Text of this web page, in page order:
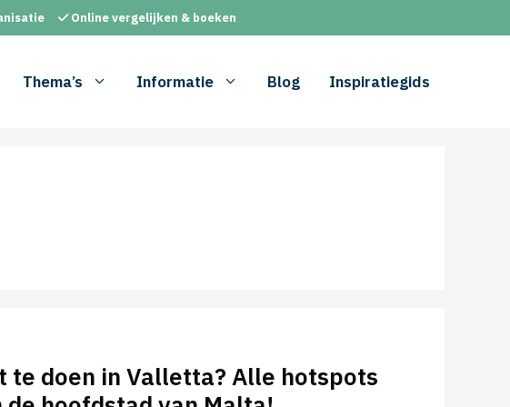
Online vergelijken & boeken
Thema’s Informatie Blog Inspiratiegids
te doen in Valletta? Alle hotspots